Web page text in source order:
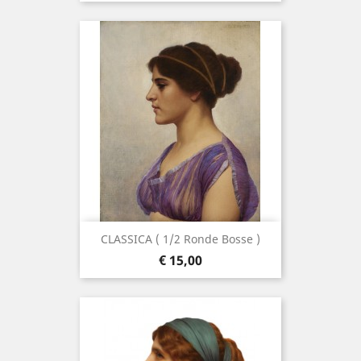
CLASSICA ( 1/2 Ronde Bosse )
Prijs
€ 15,00